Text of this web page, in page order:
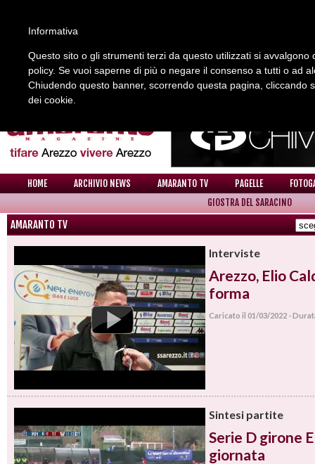
REDAZIONE COLLABORA CON NOI CONTATTI
HOME ARCHIVIO NEWS AMARANTO TV PAGELLE
GIOSTRA DEL SARACINO
AMARANTO TV
Interviste
Arezzo, Elio
forma
Caricato il 01/03/2022 -
Sintesi partite
Serie D girone
giornata
Informativa
Questo sito o gli strumenti terzi da questo utilizzati si
policy. Se vuoi saperne di più o negare il consenso a tutti o ad
Chiudendo questo banner, scorrendo questa pagina, cliccando
dei cookie.